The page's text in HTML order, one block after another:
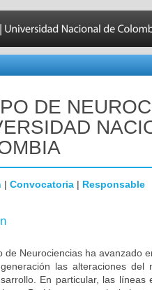
DE
| Convocatoria | Responsable
de Neurociencias ha avanzado
las alteraciones
En particular, las